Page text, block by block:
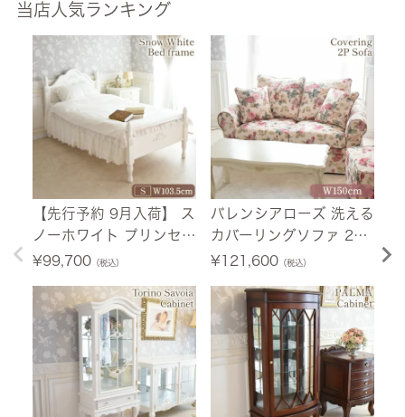
当店人気ランキング
【先行予約 9月入荷】 ス
ノーホワイト プリンセス
シングルベッド ホワイト
設置サービス付】
¥99,700（税込）
バレンシアローズ 洗える
カバーリングソファ 2人
掛け(2P) 薔薇 幅150cm
ス付】
¥121,600（税込） ¥